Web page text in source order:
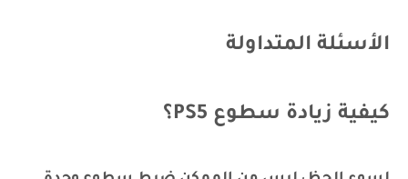
الأسئلة المتداولة
كيفية زيادة سطوع PS5؟